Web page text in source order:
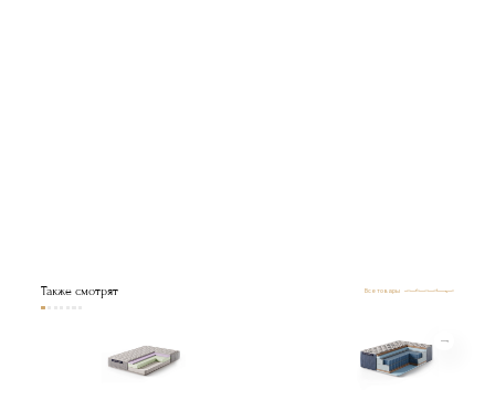
Также смотрят Все товары